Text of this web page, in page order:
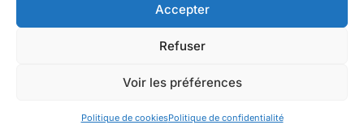
Accepter
Refuser
Voir les préférences
Politique de cookiesPolitique de confidentialité
Tous droits réservés.